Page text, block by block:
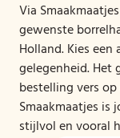
Via
gewenste
Holland. Kies
gelegenheid. Het
bestelling vers
Smaakmaatjes is
stijlvol en vooral